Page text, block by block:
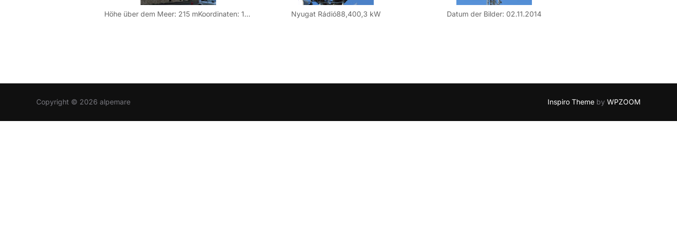
Höhe über dem Meer: 215 mKoordinaten: 16° 37′ 07″ Ost / 47° 13′ 46″ Nord Nyugat Rádió88,400,3 kW Datum der Bilder: 02.11.2014
Copyright © 2026 alpemare Inspiro Theme by WPZOOM